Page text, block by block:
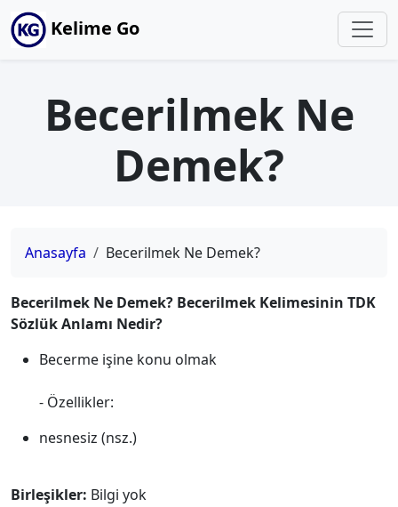
Kelime Go
Becerilmek Ne
Demek?
Anasayfa Becerilmek Ne Demek?
Becerilmek Ne Demek? Becerilmek Kelimesinin TDK
Sözlük Anlamı Nedir?
Becerme işine konu olmak
- Özellikler:
nesnesiz (nsz.)
Birleşikler: Bilgi yok